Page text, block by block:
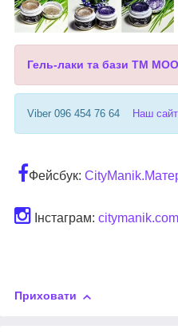
Гель-лаки та бази ТМ
Viber 096 454 76 64 Наш
Фейсбук:
Інстаграм:
Приховати